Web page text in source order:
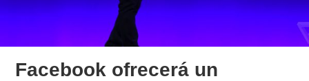
Facebook ofrecerá un